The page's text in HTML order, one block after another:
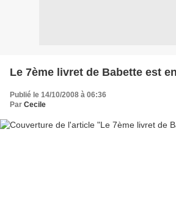
Le 7ème livret de Babette est
Publié le 14/10/2008 à 06:36
Par Cecile